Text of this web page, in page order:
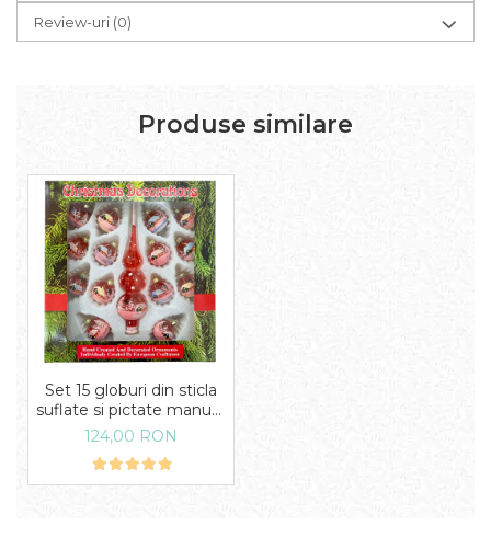
Review-uri (0)
Produse similare
Set 15 globuri din sticla
suflate si pictate manual,
Argcoms, Fabrica lui Mos
Craciun, Peisaj de iarna,
Multicolore, Fond rosu,
40 mm, Sferice
124,00 RON